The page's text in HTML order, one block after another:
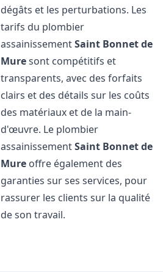
dégâts et les perturbations. Les
tarifs du plombier
assainissementSaint Bonnet de
Muresont compétitifs et
transparents, avec des forfaits
clairs et des détails sur les coûts
des matériaux et de la main-
d'œuvre. Le plombier
assainissementSaint Bonnet de
Mure offre également des
garanties sur ses services, pour
rassurer les clients sur la qualité
de son travail.